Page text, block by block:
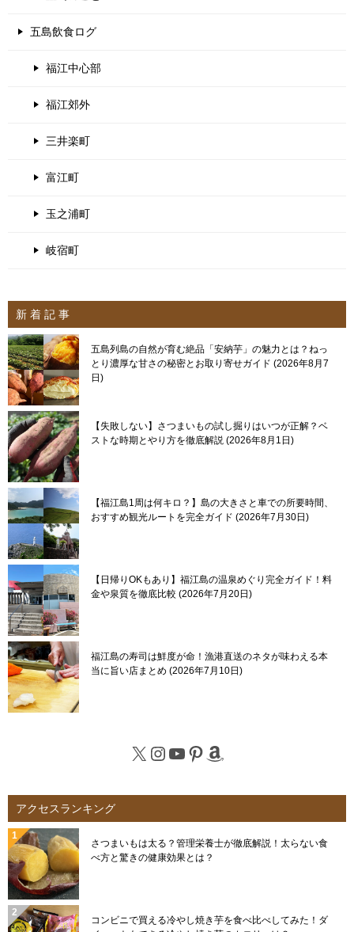
五島飲食ログ
福江中心部
福江郊外
三井楽町
富江町
玉之浦町
岐宿町
新 着 記 事
五島列島の自然が育む絶品「安納芋」の魅力とは？ねっ
とり濃厚な甘さの秘密とお取り寄せガイド 2026年8月7
日
【失敗しない】さつまいもの試し掘りはいつが正解？ベ
ストな時期とやり方を徹底解説 2026年8月1日
【福江島1周は何キロ？】島の大きさと車での所要時間、
おすすめ観光ルートを完全ガイド 2026年7月30日
【日帰りOKもあり】福江島の温泉めぐり完全ガイド！料
金や泉質を徹底比較 2026年7月20日
福江島の寿司は鮮度が命！漁港直送のネタが味わえる本
当に旨い店まとめ 2026年7月10日
X Instagram
YouTube
Pinterest
Amazon
アクセスランキング
さつまいもは太る？管理栄養士が徹底解説！太らない食
べ方と驚きの健康効果とは？
コンビニで買える冷やし焼き芋を食べ比べしてみた！ダ